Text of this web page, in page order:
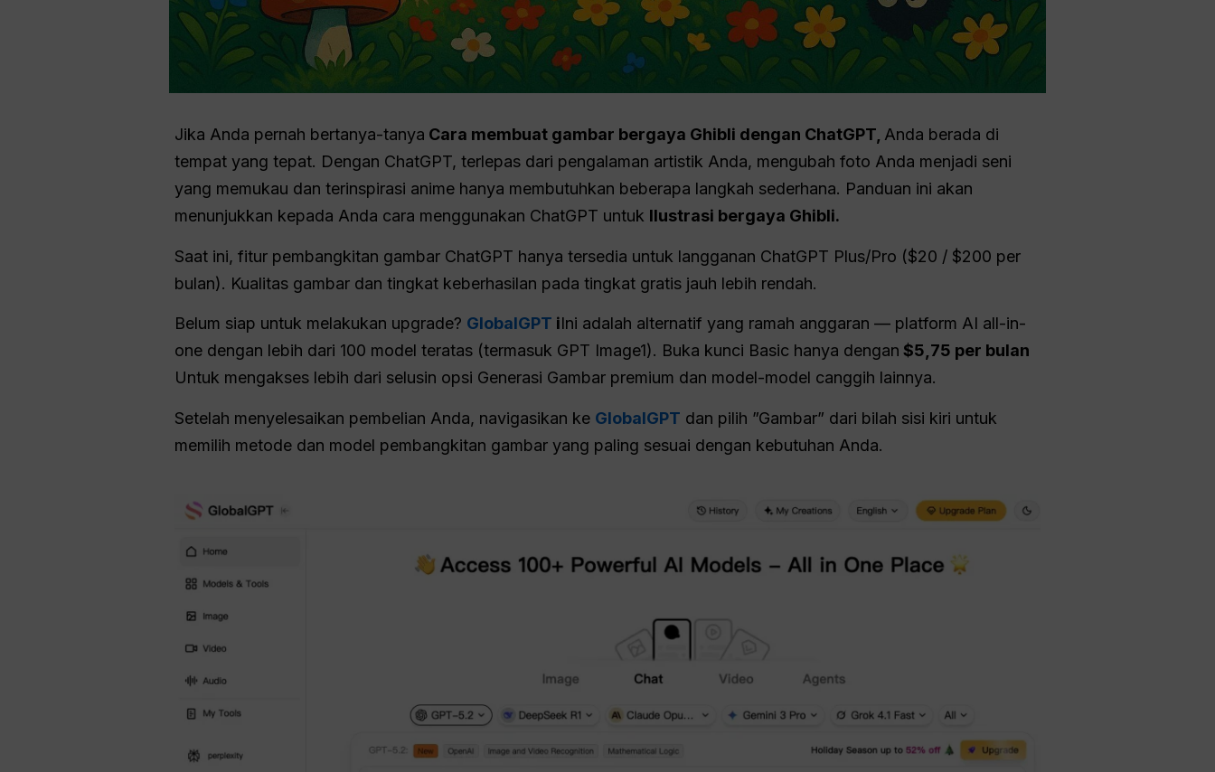
Jika Anda pernah bertanya-tanya Cara membuat gambar bergaya Ghibli dengan ChatGPT, Anda berada di
tempat yang tepat. Dengan ChatGPT, terlepas dari pengalaman artistik Anda, mengubah foto Anda menjadi seni
yang memukau dan terinspirasi anime hanya membutuhkan beberapa langkah sederhana. Panduan ini akan
menunjukkan kepada Anda cara menggunakan ChatGPT untuk Ilustrasi bergaya Ghibli.
Saat ini, fitur pembangkitan gambar ChatGPT hanya tersedia untuk langganan ChatGPT Plus/Pro ($20 / $200 per
bulan). Kualitas gambar dan tingkat keberhasilan pada tingkat gratis jauh lebih rendah.
Belum siap untuk melakukan upgrade? GlobalGPT iIni adalah alternatif yang ramah anggaran — platform AI all-in-
one dengan lebih dari 100 model teratas (termasuk GPT Image1). Buka kunci Basic hanya dengan $5,75 per bulan
Untuk mengakses lebih dari selusin opsi Generasi Gambar premium dan model-model canggih lainnya.
Setelah menyelesaikan pembelian Anda, navigasikan ke GlobalGPT dan pilih ”Gambar” dari bilah sisi kiri untuk
memilih metode dan model pembangkitan gambar yang paling sesuai dengan kebutuhan Anda.